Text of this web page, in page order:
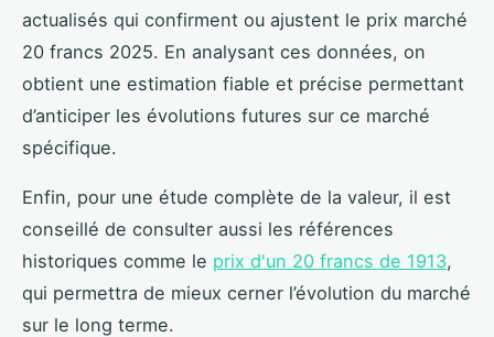
actualisés qui confirment ou ajustent le prix marché
20 francs 2025. En analysant ces données, on
obtient une estimation fiable et précise permettant
d’anticiper les évolutions futures sur ce marché
spécifique.
Enfin, pour une étude complète de la valeur, il est
conseillé de consulter aussi les références
historiques comme le prix d'un 20 francs de 1913,
qui permettra de mieux cerner l’évolution du marché
sur le long terme.